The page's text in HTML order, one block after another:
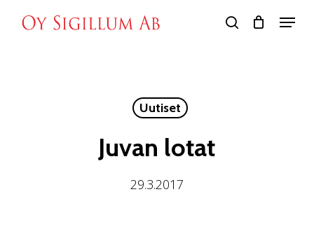
search
Menu
Uutiset
Juvan lotat
29.3.2017